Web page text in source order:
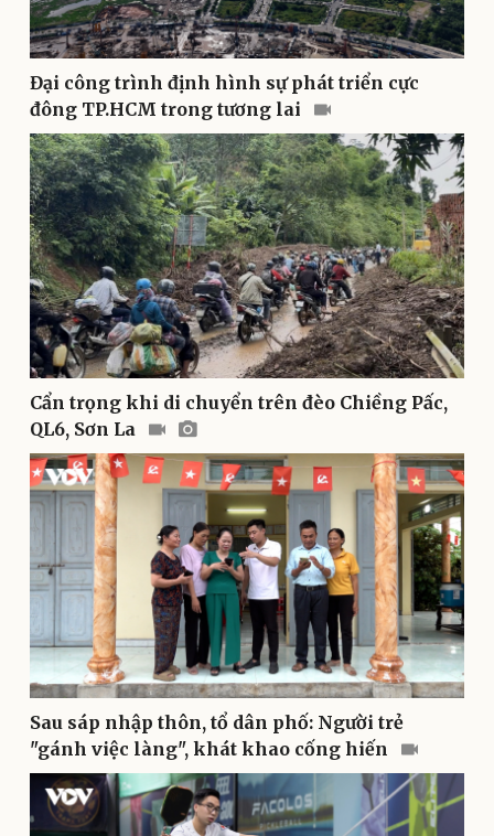
Thể thao
Bóng đá
Lịch thi đấu bóng đá
Thế giới thể thao
eSports
Hậu trường
Ô tô - Xe máy
Ô tô
Xe máy
Tư vấn
Doanh nghiệp
Thông tin doanh nghiệp
Doanh nghiệp 24h
Doanh nhân
Vì cộng đồng
Công nghệ
Sành điệu
Tin Công nghệ
Trải nghiệm
Chuyển đổi số
Đại công trình định hình sự phát triển cực
đông TP.HCM trong tương lai
Cẩn trọng khi di chuyển trên đèo Chiềng Pấc,
QL6, Sơn La
Sau sáp nhập thôn, tổ dân phố: Người trẻ
"gánh việc làng", khát khao cống hiến